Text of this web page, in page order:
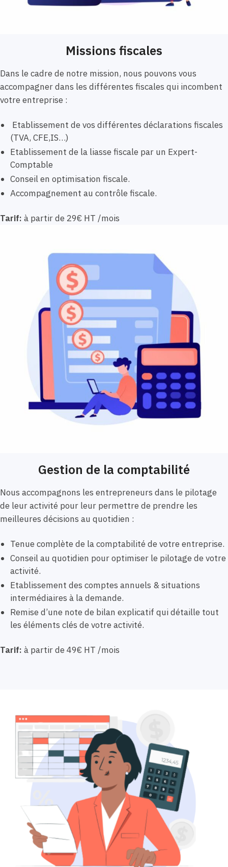
Missions fiscales
Dans le cadre de notre mission, nous pouvons vous
accompagner dans les différentes fiscales qui incombent
votre entreprise :
Etablissement de vos différentes déclarations fiscales
(TVA, CFE,IS…)
Etablissement de la liasse fiscale par un Expert-
Comptable
Conseil en optimisation fiscale.
Accompagnement au contrôle fiscale.
Tarif: à partir de 29€ HT /mois
Gestion de la comptabilité
Nous accompagnons les entrepreneurs dans le pilotage
de leur activité pour leur permettre de prendre les
meilleures décisions au quotidien :
Tenue complète de la comptabilité de votre entreprise.
Conseil au quotidien pour optimiser le pilotage de votre
activité.
Etablissement des comptes annuels & situations
intermédiaires à la demande.
Remise d’une note de bilan explicatif qui détaille tout
les éléments clés de votre activité.
Tarif: à partir de 49€ HT /mois